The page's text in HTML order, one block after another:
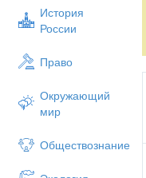
История
России
Право
Окружающий
мир
Обществознание